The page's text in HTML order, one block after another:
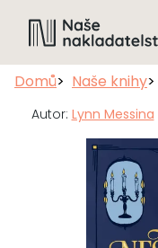
Domů Naše knihy
Autor: Lynn Messina